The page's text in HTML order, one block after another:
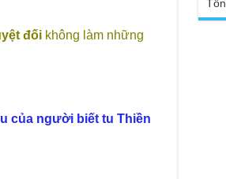
đốikhông làm những
của người biết tu Thiền